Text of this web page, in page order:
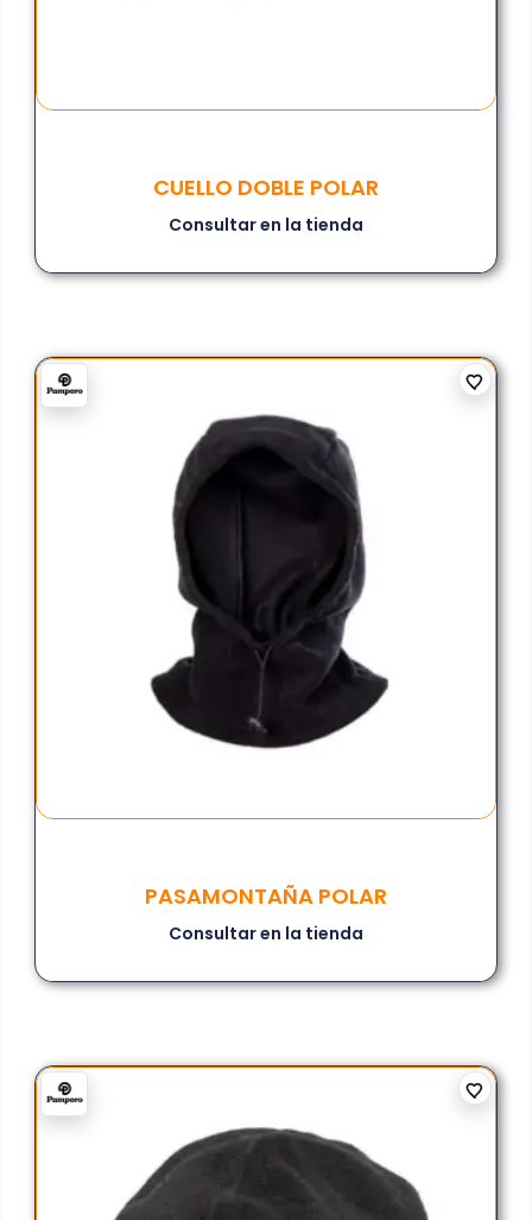
CUELLO DOBLE POLAR
Consultar en la tienda
PASAMONTAÑA POLAR
Consultar en la tienda